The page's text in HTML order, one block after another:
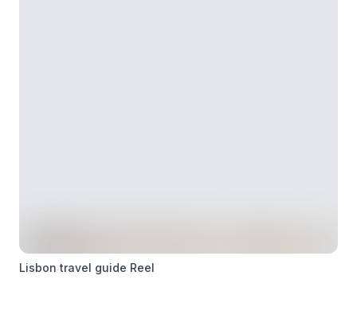
Lisbon travel guide Reel